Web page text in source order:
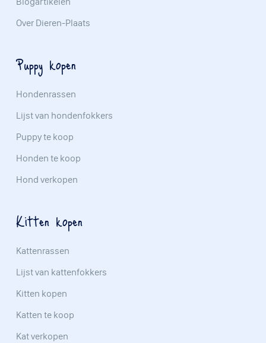
Over Dieren-Plaats
Puppy kopen
Hondenrassen
Lijst van hondenfokkers
Puppy te koop
Honden te koop
Hond verkopen
Kitten kopen
Kattenrassen
Lijst van kattenfokkers
Kitten kopen
Katten te koop
Kat verkopen